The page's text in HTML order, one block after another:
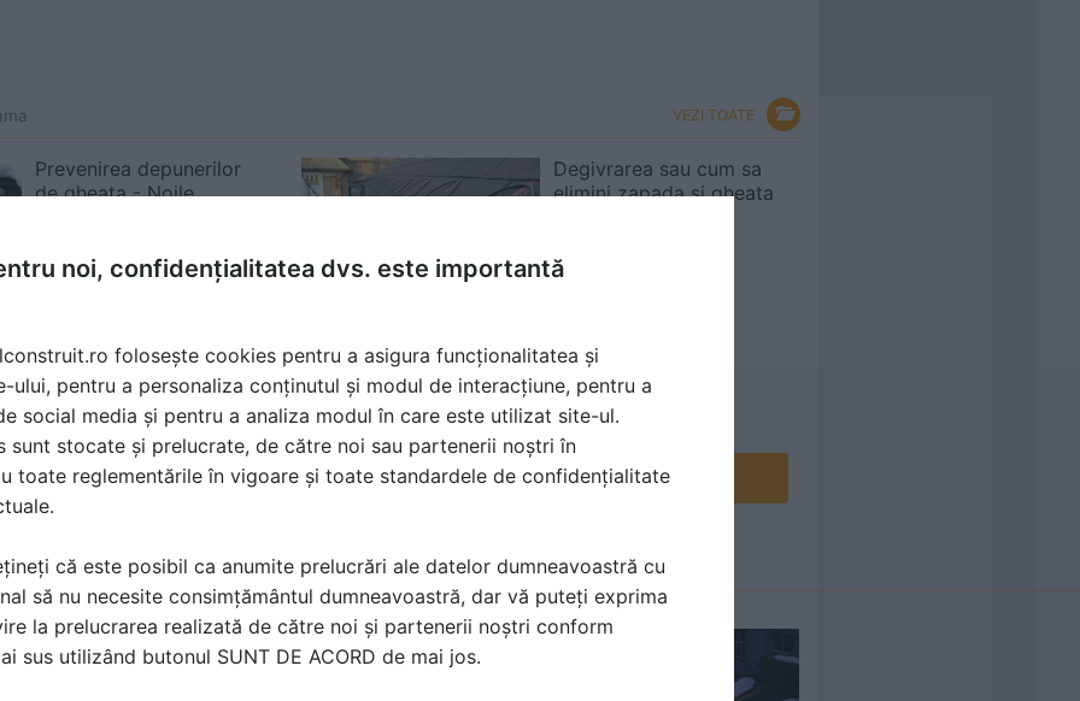
VEZI TOATE
Prevenirea depunerilor
de gheata - Noile
Degivrarea sau cum sa
elimini zapada si gheata
produsele din gama de
sonda de pardoseala si
SERV SRL și cere
Cere ofertă Contactează
noi, confidențialitatea dvs. este importantă
folosește cookies pentru a asigura funcționalitatea și
ului, pentru a personaliza conținutul și modul de interacțiune, pentru a
social media și pentru a analiza modul în care este utilizat site-ul.
sunt stocate și prelucrate, de către noi sau partenerii noștri în
toate reglementările în vigoare și toate standardele de confidențialitate
că este posibil ca anumite prelucrări ale datelor dumneavoastră cu
să nu necesite consimțământul dumneavoastră, dar vă puteți exprima
la prelucrarea realizată de către noi și partenerii noștri conform
sus utilizând butonul SUNT DE ACORD de mai jos.